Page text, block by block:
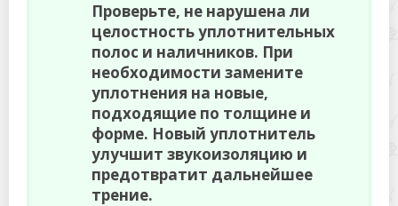
Проверьте, не нарушена ли
целостность уплотнительных
полос и наличников. При
необходимости замените
уплотнения на новые,
подходящие по толщине и
форме. Новый уплотнитель
улучшит звукоизоляцию и
предотвратит дальнейшее
трение.